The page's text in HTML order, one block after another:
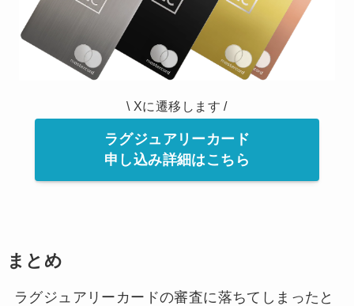
\ Xに遷移します /
ラグジュアリーカード
申し込み詳細はこちら
まとめ
ラグジュアリーカードの審査に落ちてしまったと